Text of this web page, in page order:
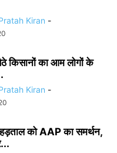
Kiran -
किसानों का आम लोगों के
Kiran -
को AAP का समर्थन,